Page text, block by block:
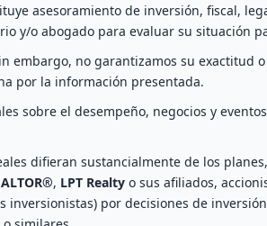
asesoramiento de inversión, fiscal,
y/o abogado para evaluar su situación
embargo, no garantizamos su exactitud
por la información presentada.
sobre el desempeño, negocios y
difieran sustancialmente de los
, LPT Realty o sus afiliados,
por decisiones de